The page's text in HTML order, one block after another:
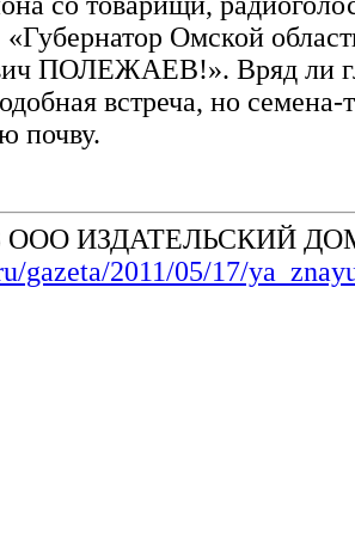
«Губернатор Омской
ПОЛЕЖАЕВ!». Вряд ли
встреча, но семена-
почву.
ООО ИЗДАТЕЛЬСКИЙ
gazeta/2011/05/17/